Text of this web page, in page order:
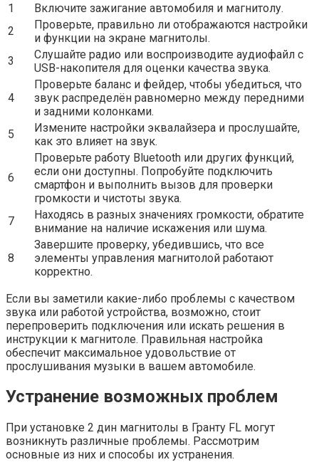
1
Включите зажигание автомобиля и магнитолу.
2
Проверьте, правильно ли отображаются настройки
и функции на экране магнитолы.
3
Слушайте радио или воспроизводите аудиофайл с
USB-накопителя для оценки качества звука.
4
Проверьте баланс и фейдер, чтобы убедиться, что
звук распределён равномерно между передними
и задними колонками.
5
Измените настройки эквалайзера и прослушайте,
как это влияет на звук.
6
Проверьте работу Bluetooth или других функций,
если они доступны. Попробуйте подключить
смартфон и выполнить вызов для проверки
громкости и чистоты звука.
7
Находясь в разных значениях громкости, обратите
внимание на наличие искажения или шума.
8
Завершите проверку, убедившись, что все
элементы управления магнитолой работают
корректно.
Если вы заметили какие-либо проблемы с качеством
звука или работой устройства, возможно, стоит
перепроверить подключения или искать решения в
инструкции к магнитоле. Правильная настройка
обеспечит максимальное удовольствие от
прослушивания музыки в вашем автомобиле.
Устранение возможных проблем
При установке 2 дин магнитолы в Гранту FL могут
возникнуть различные проблемы. Рассмотрим
основные из них и способы их устранения.